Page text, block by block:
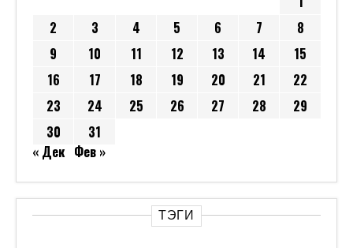
2
3 4 5 6 7
8
9
10 11 12 13 14
15
16
17 18 19 20 21
22
23
24 25 26 27 28
29
30
31
« Дек Фев »
ТЭГИ